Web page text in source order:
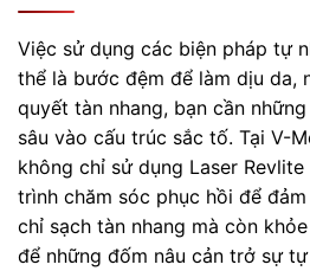
Việc sử dụng các biện pháp tự
thể là bước đệm để làm dịu da,
quyết tàn nhang, bạn cần
sâu vào cấu trúc sắc tố. Tại V-
không chỉ sử dụng Laser
trình chăm sóc phục hồi để
chỉ sạch tàn nhang mà còn
để những đốm nâu cản trở sự